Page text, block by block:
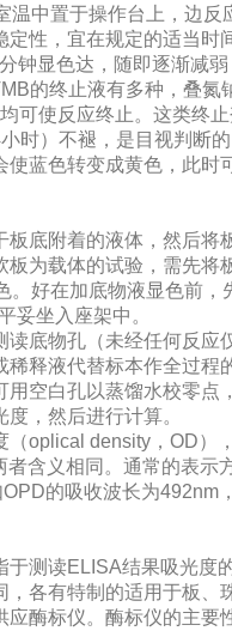
温中置于操作台上，边反
定性，宜在规定的适当时
钟显色达，随即逐渐减弱
的终止液有多种，叠氮
可使反应终止。这类终止
时）不褪，是目视判断
蓝色转变成黄色，此时
板底附着的液体，然后将
板为载体的试验，需先将
。好在加底物液显色前，
妥坐入座架中。
读底物孔（未经任何反应
稀释液代替标本作全过程
空白孔以蒸馏水校零点
，然后进行计算。
（oplical density，OD）
含义相同。通常的表示
的吸收波长为492nm
于测读ELISA结果吸光度
，各有特制的适用于板、
酶标仪。酶标仪的主要